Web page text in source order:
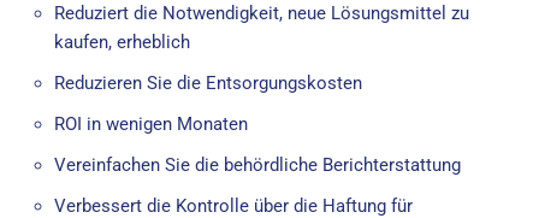
Reduziert die Notwendigkeit, neue Lösungsmittel zu
kaufen, erheblich
Reduzieren Sie die Entsorgungskosten
ROI in wenigen Monaten
Vereinfachen Sie die behördliche Berichterstattung
Verbessert die Kontrolle über die Haftung für